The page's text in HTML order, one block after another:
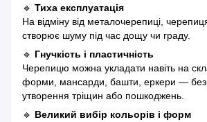
🔹 Тиха експлуатація
На відміну від металочерепиці,
створює шуму під час дощу чи граду.
🔹 Гнучкість і пластичність
Черепицю можна укладати навіть на
форми, мансарди, башти, еркери — без
утворення тріщин або пошкоджень.
🔹 Великий вибір кольорів і форм